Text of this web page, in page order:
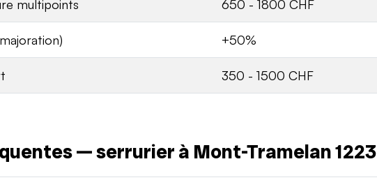
multipoints 650 - 1800 CHF
+50%
350 - 1500 CHF
— serrurier à Mont-Tramelan 1223